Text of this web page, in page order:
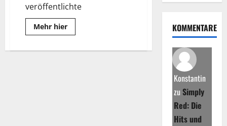
veröffentlichte
Mehr hierRead
more
Zucker:
KOMMENTARE
Konstantin
zu Simply
Red: Die
Hits und